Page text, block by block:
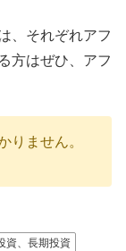
、それぞれアフ
方はぜひ、アフ
りません。
資、長期投資